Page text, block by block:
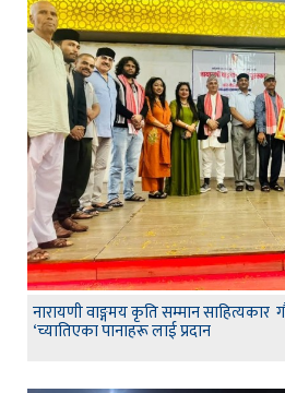
नारायणी वाङ्गमय कृति सम्मान
‘च्यातिएका पानाहरू लाई प्रदान